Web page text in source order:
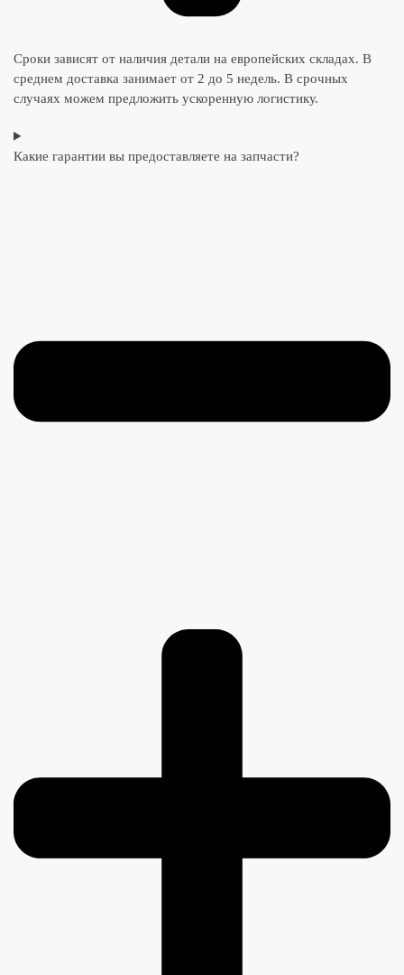
Сроки зависят от наличия детали на европейских складах. В
среднем доставка занимает от 2 до 5 недель. В срочных
случаях можем предложить ускоренную логистику.
Какие гарантии вы предоставляете на запчасти?